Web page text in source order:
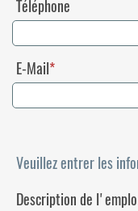
Téléphone
E-Mail
Veuillez entrer les
Description de